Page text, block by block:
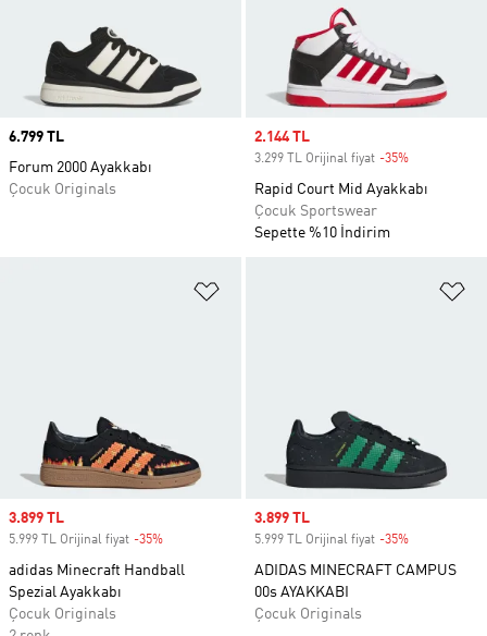
Price
6.799 TL
Forum 2000 Ayakkabı
Çocuk Originals
Sale price
2.144 TL
3.299 TL Orijinal fiyat -35%
Rapid Court Mid Ayakkabı
Çocuk Sportswear
Sepette %10 İndirim
Sale price
3.899 TL
5.999 TL Orijinal fiyat -35%
adidas Minecraft Handball
Spezial Ayakkabı
Çocuk Originals
Sale price
3.899 TL
5.999 TL Orijinal fiyat -35%
ADIDAS MINECRAFT CAMPUS
00s AYAKKABI
Çocuk Originals